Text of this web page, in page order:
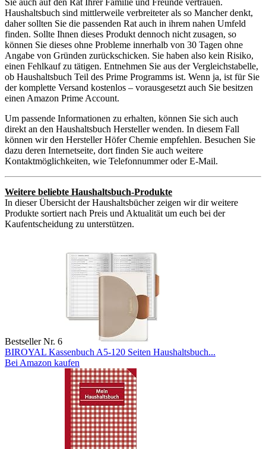
Haushaltsbuch sind mittlerweile verbreiteter als so Mancher denkt,
daher sollten Sie die passenden Rat auch in ihrem nahen Umfeld
finden. Sollte Ihnen dieses Produkt dennoch nicht zusagen, so
können Sie dieses ohne Probleme innerhalb von 30 Tagen ohne
Angabe von Gründen zurückschicken. Sie haben also kein Risiko,
einen Fehlkauf zu tätigen. Entnehmen Sie aus der Vergleichstabelle,
ob Haushaltsbuch Teil des Prime Programms ist. Wenn ja, ist für Sie
der komplette Versand kostenlos – vorausgesetzt auch Sie besitzen
einen Amazon Prime Account.
Um passende Informationen zu erhalten, können Sie sich auch
direkt an den Haushaltsbuch Hersteller wenden. In diesem Fall
können wir den Hersteller Höfer Chemie empfehlen. Besuchen Sie
dazu deren Internetseite, dort finden Sie auch weitere
Kontaktmöglichkeiten, wie Telefonnummer oder E-Mail.
Weitere beliebte Haushaltsbuch-Produkte
In dieser Übersicht der Haushaltsbücher zeigen wir dir weitere
Produkte sortiert nach Preis und Aktualität um euch bei der
Kaufentscheidung zu unterstützen.
Bestseller Nr. 6
BIROYAL Kassenbuch A5-120 Seiten Haushaltsbuch...
Bei Amazon kaufen